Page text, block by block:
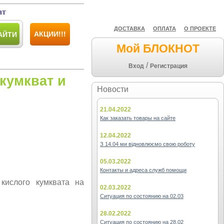
ДОСТАВКА ОПЛАТА О ПРОЕКТЕ
Мой БЛОКНОТ
Вход / Регистрация
Новости
21.04.2022
Как заказать товары на сайте
12.04.2022
З 14.04 ми відновлюємо свою роботу
05.03.2022
Контакты и адреса служб помощи
02.03.2022
Ситуация по состоянию на 02.03
28.02.2022
Ситуация по состоянию на 28.02
АКЦИИ!!!
и
кумквата на